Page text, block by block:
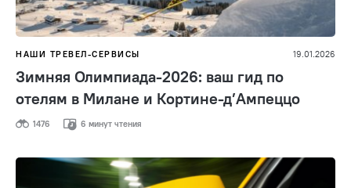
НАШИ ТРЕВЕЛ-СЕРВИСЫ 19.01.2026
Зимняя Олимпиада-2026: ваш гид по
отелям в Милане и Кортине-д’Ампеццо
1476 6 минут чтения